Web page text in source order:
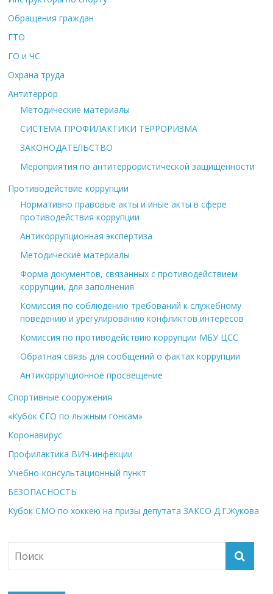
Обращения граждан
ГТО
ГО и ЧС
Охрана труда
Антитеррор
Методические материалы
СИСТЕМА ПРОФИЛАКТИКИ ТЕРРОРИЗМА
ЗАКОНОДАТЕЛЬСТВО
Мероприятия по антитеррористической защищенности
Противодействие коррупции
Нормативно правовые акты и иные акты в сфере
противодействия коррупции
Антикоррупционная экспертиза
Методические материалы
Форма документов, связанных с противодействием
коррупции, для заполнения
Комиссия по соблюдению требований к служебному
поведению и урегулированию конфликтов интересов
Комиссия по противодействию коррупции МБУ ЦСС
Обратная связь для сообщений о фактах коррупции
Антикоррупционное просвещение
Спортивные сооружения
«Кубок СГО по лыжным гонкам»
Коронавирус
Профилактика ВИЧ-инфекции
Учебно-консультационный пункт
БЕЗОПАСНОСТЬ
Кубок СМО по хоккею на призы депутата ЗАКСО Д.Г.Жукова